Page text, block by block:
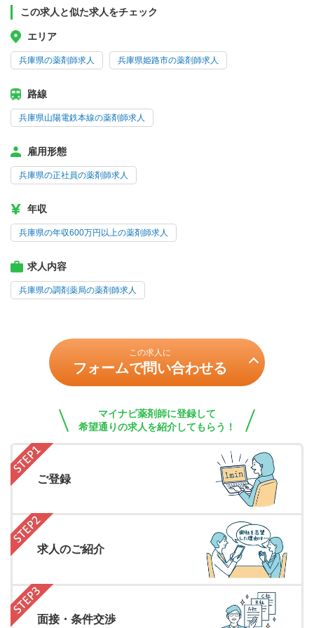
この求人と似た求人をチェック
エリア
兵庫県の薬剤師求人 兵庫県姫路市の薬剤師求人
路線
兵庫県山陽電鉄本線の薬剤師求人
雇用形態
兵庫県の正社員の薬剤師求人
年収
兵庫県の年収600万円以上の薬剤師求人
求人内容
兵庫県の調剤薬局の薬剤師求人
この求人に
フォームで問い合わせる
マイナビ薬剤師に登録して
希望通りの求人を紹介してもらう！
ご登録
求人のご紹介
面接・条件交渉